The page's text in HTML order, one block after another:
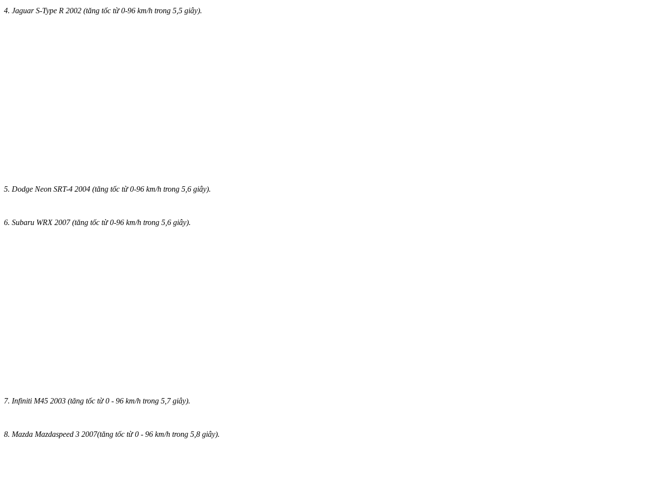
4. Jaguar S-Type R 2002 (tăng tốc từ 0-96 km/h trong 5,5 giây).
5. Dodge Neon SRT-4 2004 (tăng tốc từ 0-96 km/h trong 5,6 giây).
6. Subaru WRX 2007 (tăng tốc từ 0-96 km/h trong 5,6 giây).
7. Infiniti M45 2003 (tăng tốc từ 0 - 96 km/h trong 5,7 giây).
8. Mazda Mazdaspeed 3 2007(tăng tốc từ 0 - 96 km/h trong 5,8 giây).